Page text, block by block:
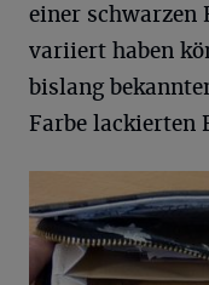
einer schwarzen
variiert haben
bislang
Farbe lackierten